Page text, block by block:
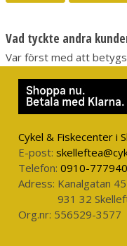
Vikt: 305 g
Totallängd: 339 mm
Blad: Sandvik 12C27
Bladlängd: 214 mm
Slida: Läder
Greppmaterial: Björk,
Bladtjocklek: 3,0 mm
Vad tyckte andra
Var först med att
Cykel & Fiskecenter i
E-post:
Telefon: 0910-777940
Adress: Kanalgatan 45
931 32
Org.nr: 556529-3577